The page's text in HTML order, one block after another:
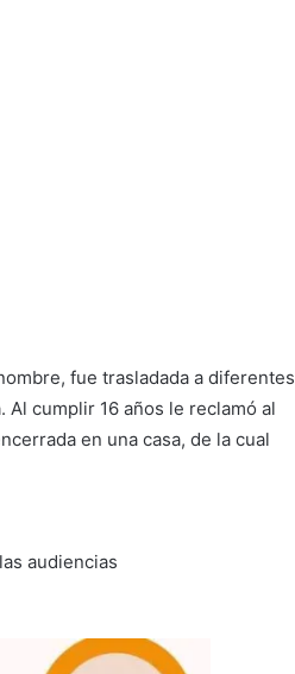
fue trasladada a diferentes
cumplir 16 años le reclamó al
en una casa, de la cual
audiencias